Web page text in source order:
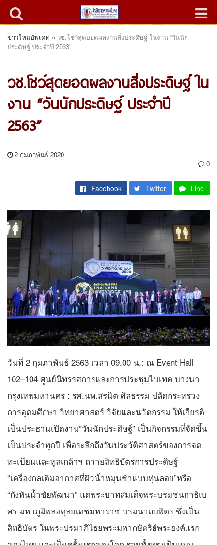
ข่าวใหม่อัพเดท » วช.โชว์สุดยอดผลงานสิ่งประดิษฐ์ ในงาน “วันนัก
ประดิษฐ์ ประจำปี 2563”
วช.โชว์สุดยอดผลงานสิ่งประดิษฐ์ ใน
งาน “วันนักประดิษฐ์ ประจำปี
2563”
2 กุมภาพันธ์ 2020
0
Facebook Twitter Line
วันที่ 2 กุมภาพันธ์ 2563 เวลา 09.00 น.: ณ Event Hall
102–104 ศูนย์นิทรรศการและการประชุมไบเทค บางนา
กรุงเทพมหานคร : รศ.นพ.สรนิต ศิลธรรม ปลัดกระทรวง
การอุดมศึกษา วิทยาศาสตร์ วิจัยและนวัตกรรม​ ให้เกียรติ​
เป็นประธานเปิดงาน”วันนักประดิษฐ์” เป็นกิจกรรมที่จัดขึ้น
เป็นประจำทุกปี เพื่อระลึกถึงวันประวัติศาสตร์ของการจด
ทะเบียนและทูลเกล้าฯ ถวายสิทธิบัตรการประดิษฐ์
“เครื่องกลเติมอากาศที่ผิวน้ำหมุนช้าแบบทุ่นลอย”หรือ
“กังหันน้ำชัยพัฒนา” แด่พระบาทสมเด็จพระบรมชนกาธิเบ
ศร มหาภูมิพลอดุลยเดชมหาราช บรมนาถบพิตร ซึ่งเป็น
สิทธิบัตร ในพระปรมาภิไธยพระมหากษัตริย์พระองค์แรก